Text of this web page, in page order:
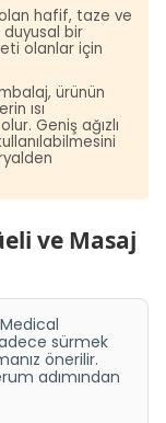
hafif, taze ve
duyusal bir
olanlar için
ürünün
ısı
Geniş ağızlı
ve Masaj
sürmek
önerilir.
adımından